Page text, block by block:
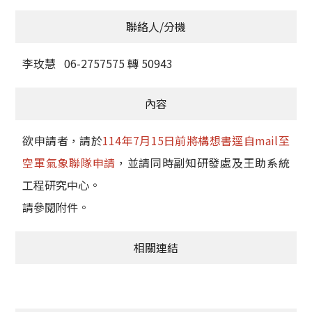
聯絡人/分機
李玫慧 06-2757575 轉 50943
內容
欲申請者，請於114年7月15日前將構想書逕自mail至
空軍氣象聯隊申請 ，並請同時副知研發處及王助系統
工程研究中心。
請參閱附件。
相關連結